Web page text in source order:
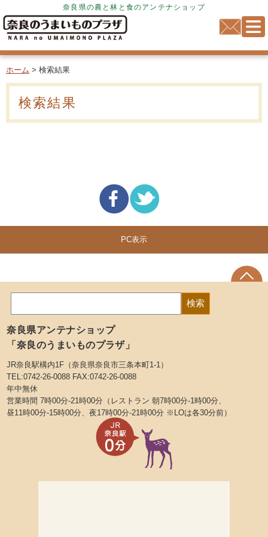
奈良県の農と林と食のアンテナショップ
ホーム > 検索結果
検索結果
PC表示
奈良県アンテナショップ
「奈良のうまいものプラザ」
JR奈良駅構内1F（奈良県奈良市三条本町1-1）
TEL:0742-26-0088 FAX:0742-26-0088
年中無休
営業時間 7時00分-21時00分（レストラン 朝7時00分-1時00分、
昼11時00分-15時00分、夜17時00分-21時00分 ※LOは各30分前）